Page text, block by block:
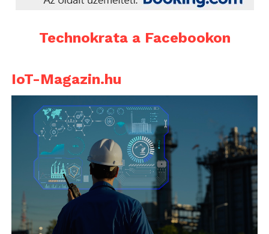
Technokrata a Facebookon
IoT-Magazin.hu